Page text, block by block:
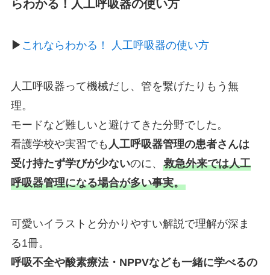
らわかる！人工呼吸器の使い方
▶︎ これならわかる！ 人工呼吸器の使い方
人工呼吸器って機械だし、管を繋げたりもう無
理。
モードなど難しいと避けてきた分野でした。
看護学校や実習でも 人工呼吸器管理の患者さんは
受け持たず学びが少ないのに、 救急外来では人工
呼吸器管理になる場合が多い事実。
可愛いイラストと分かりやすい解説で理解が深ま
る1冊。
呼吸不全や酸素療法・NPPVなども一緒に学べるの